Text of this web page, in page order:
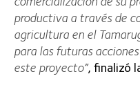
productiva a través de
agricultura en el
para las futuras
este proyecto”, finalizó